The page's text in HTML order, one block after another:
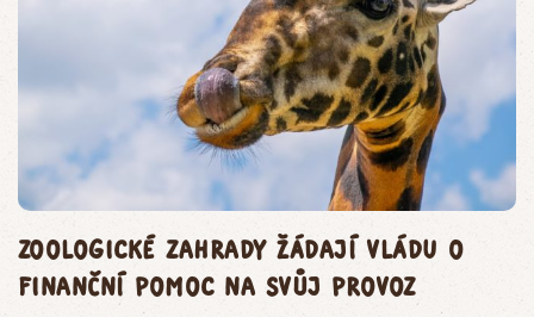
Zoologické zahrady žádají vládu o
finanční pomoc na svůj provoz